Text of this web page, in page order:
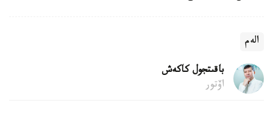
الەم
باقىتجول كاكەش
اۆتور